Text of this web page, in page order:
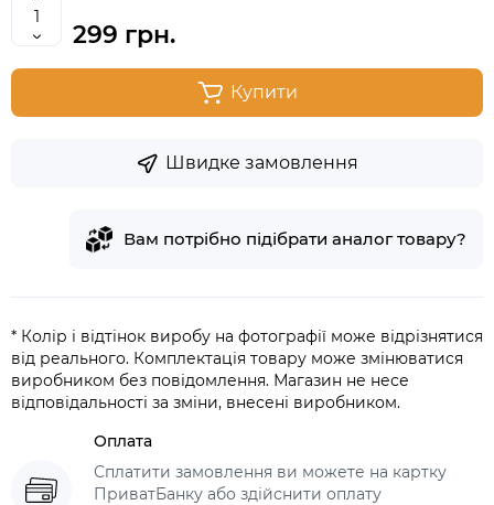
299 грн.
Купити
Швидке замовлення
Вам потрібно підібрати аналог товару?
* Колір і відтінок виробу на фотографії може відрізнятися
від реального. Комплектація товару може змінюватися
виробником без повідомлення. Магазин не несе
відповідальності за зміни, внесені виробником.
Оплата
Сплатити замовлення ви можете на картку
ПриватБанку або здійснити оплату